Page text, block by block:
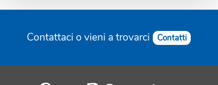
Contattaci o vieni a trovarci Contatti